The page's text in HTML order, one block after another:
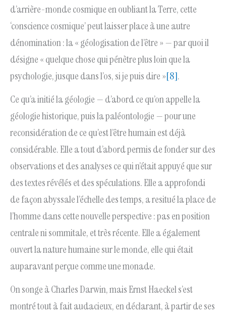
d’arrière-monde cosmique en oubliant la Terre, cette
‘conscience cosmique’ peut laisser place à une autre
dénomination : la « géologisation de l’être » — par quoi il
désigne « quelque chose qui pénètre plus loin que la
psychologie, jusque dans l’os, si je puis dire »[8].
Ce qu’a initié la géologie — d’abord ce qu’on appelle la
géologie historique, puis la paléontologie — pour une
reconsidération de ce qu’est l’être humain est déjà
considérable. Elle a tout d’abord permis de fonder sur des
observations et des analyses ce qui n’était appuyé que sur
des textes révélés et des spéculations. Elle a approfondi
de façon abyssale l’échelle des temps, a resitué la place de
l’homme dans cette nouvelle perspective : pas en position
centrale ni sommitale, et très récente. Elle a également
ouvert la nature humaine sur le monde, elle qui était
auparavant perçue comme une monade.
On songe à Charles Darwin, mais Ernst Haeckel s’est
montré tout à fait audacieux, en déclarant, à partir de ses